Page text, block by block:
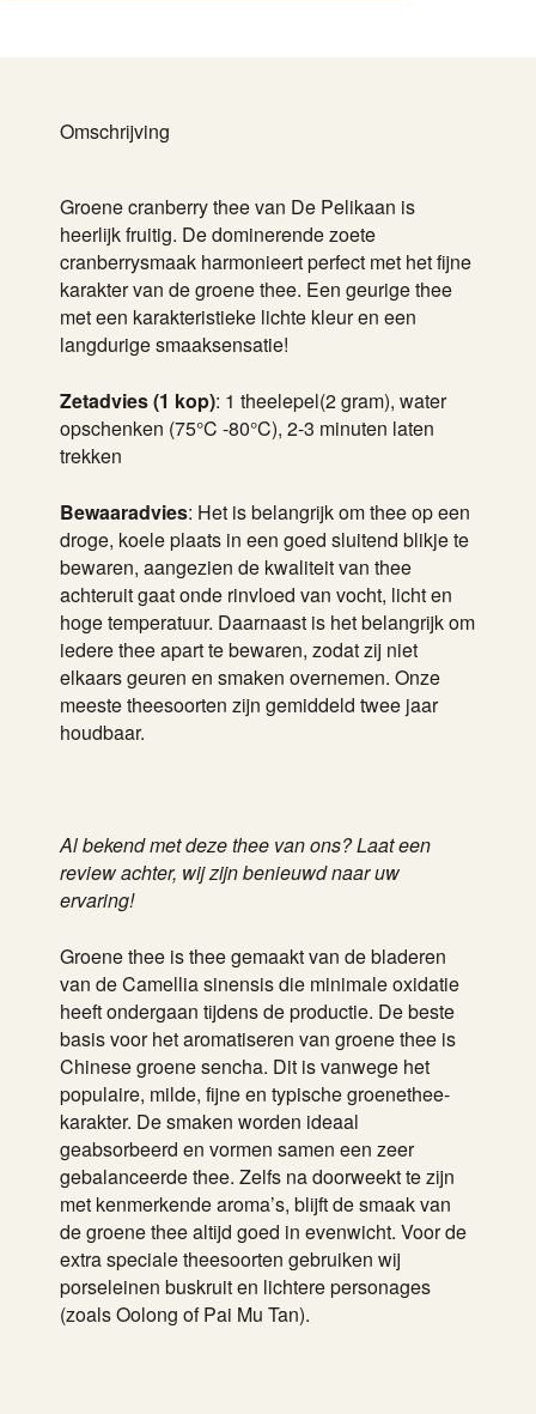
Omschrijving
Groene cranberry thee van De Pelikaan is
heerlijk fruitig. De dominerende zoete
cranberrysmaak harmonieert perfect met het fijne
karakter van de groene thee. Een geurige thee
met een karakteristieke lichte kleur en een
langdurige smaaksensatie!
Zetadvies (1 kop): 1 theelepel(2 gram), water
opschenken (75°C -80°C), 2-3 minuten laten
trekken
Bewaaradvies: Het is belangrijk om thee op een
droge, koele plaats in een goed sluitend blikje te
bewaren, aangezien de kwaliteit van thee
achteruit gaat onde rinvloed van vocht, licht en
hoge temperatuur. Daarnaast is het belangrijk om
iedere thee apart te bewaren, zodat zij niet
elkaars geuren en smaken overnemen. Onze
meeste theesoorten zijn gemiddeld twee jaar
houdbaar.
Al bekend met deze thee van ons? Laat een
review achter, wij zijn benieuwd naar uw
ervaring!
Groene thee is thee gemaakt van de bladeren
van de Camellia sinensis die minimale oxidatie
heeft ondergaan tijdens de productie. De beste
basis voor het aromatiseren van groene thee is
Chinese groene sencha. Dit is vanwege het
populaire, milde, fijne en typische groenethee-
karakter. De smaken worden ideaal
geabsorbeerd en vormen samen een zeer
gebalanceerde thee. Zelfs na doorweekt te zijn
met kenmerkende aroma’s, blijft de smaak van
de groene thee altijd goed in evenwicht. Voor de
extra speciale theesoorten gebruiken wij
porseleinen buskruit en lichtere personages
(zoals Oolong of Pai Mu Tan).